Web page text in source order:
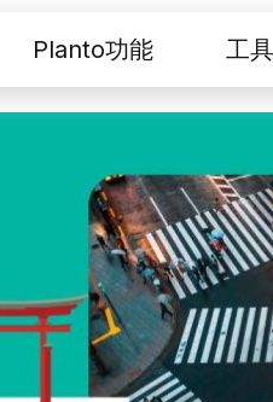
Planto功能 工具